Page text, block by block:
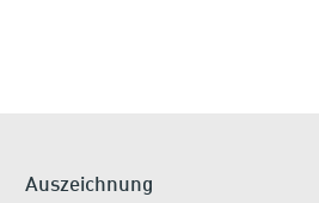
Auszeichnung